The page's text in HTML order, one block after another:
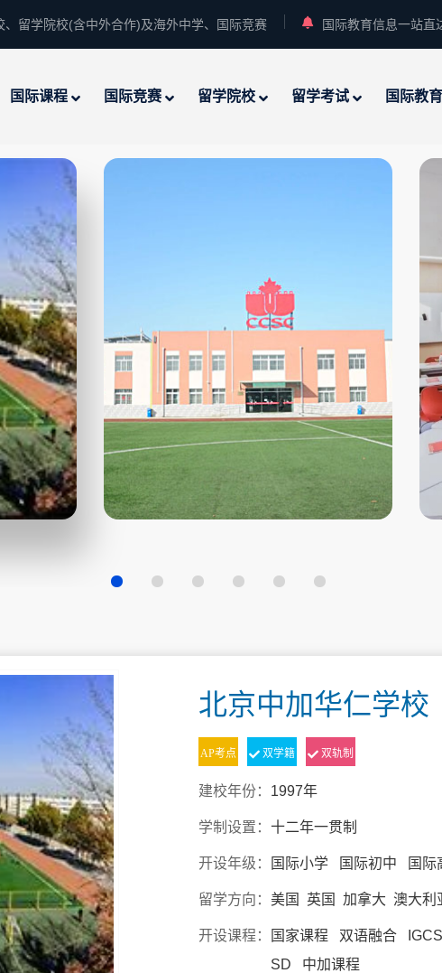
、留学院校(含中外合作)及海外中学、国际竞赛 国际教育信息一站直
国际课程 国际竞赛 留学院校 留学考试 国际教
北京中加华仁学校
AP考点 双学籍 双轨制
建校年份： 1997年
学制设置：十二年一贯制
开设年级： 国际小学 国际初中 国际
留学方向： 美国 英国 加拿大 澳大利
开设课程：
国家课程 双语融合
SD 中加课程